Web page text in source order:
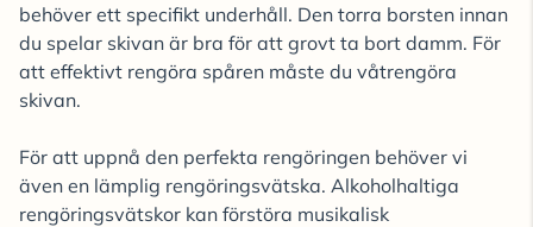
behöver ett specifikt underhåll. Den torra borsten innan
du spelar skivan är bra för att grovt ta bort damm. För
att effektivt rengöra spåren måste du våtrengöra
skivan.
För att uppnå den perfekta rengöringen behöver vi
även en lämplig rengöringsvätska. Alkoholhaltiga
rengöringsvätskor kan förstöra musikalisk